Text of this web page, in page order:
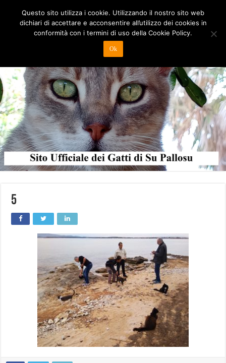
5
Questo sito utilizza i cookie. Utilizzando il nostro sito web
dichiari di accettare e acconsentire all’utilizzo dei cookies in
conformità con i termini di uso della Cookie Policy.
Ok